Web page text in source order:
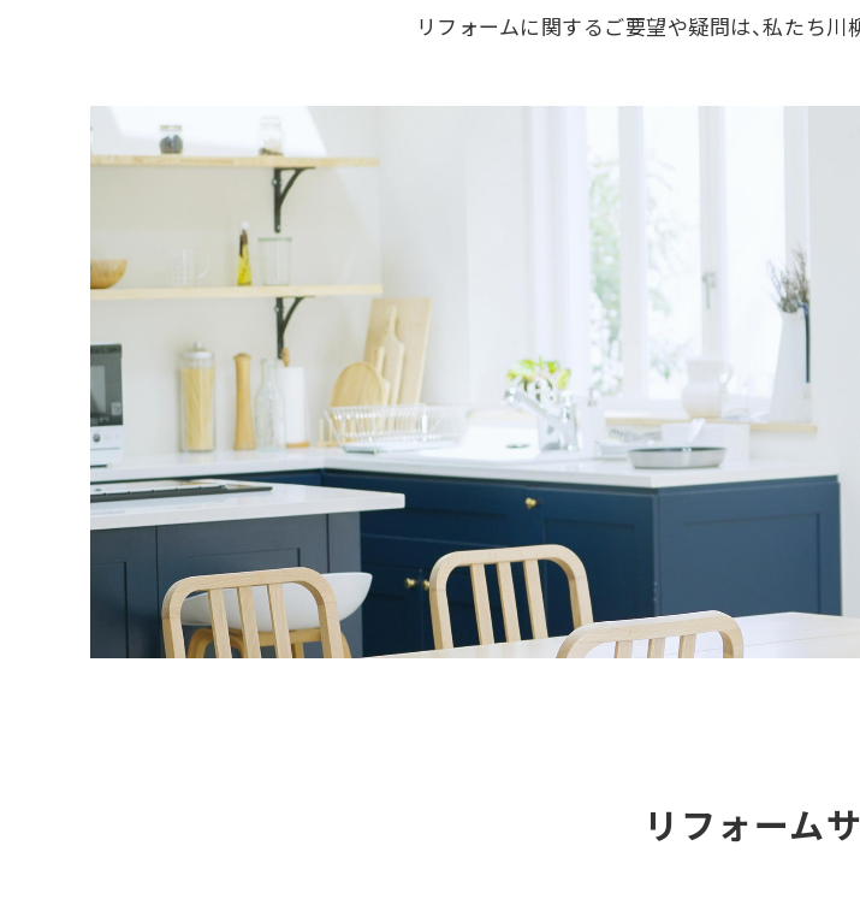
リフォームに関するご要望や疑問は、私たち川
リフォーム